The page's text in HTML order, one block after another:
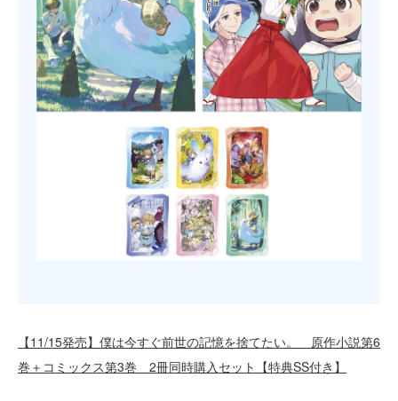
【11/15発売】僕は今すぐ前世の記憶を捨てたい。 原作小説第6
巻＋コミックス第3巻 2冊同時購入セット【特典SS付き】